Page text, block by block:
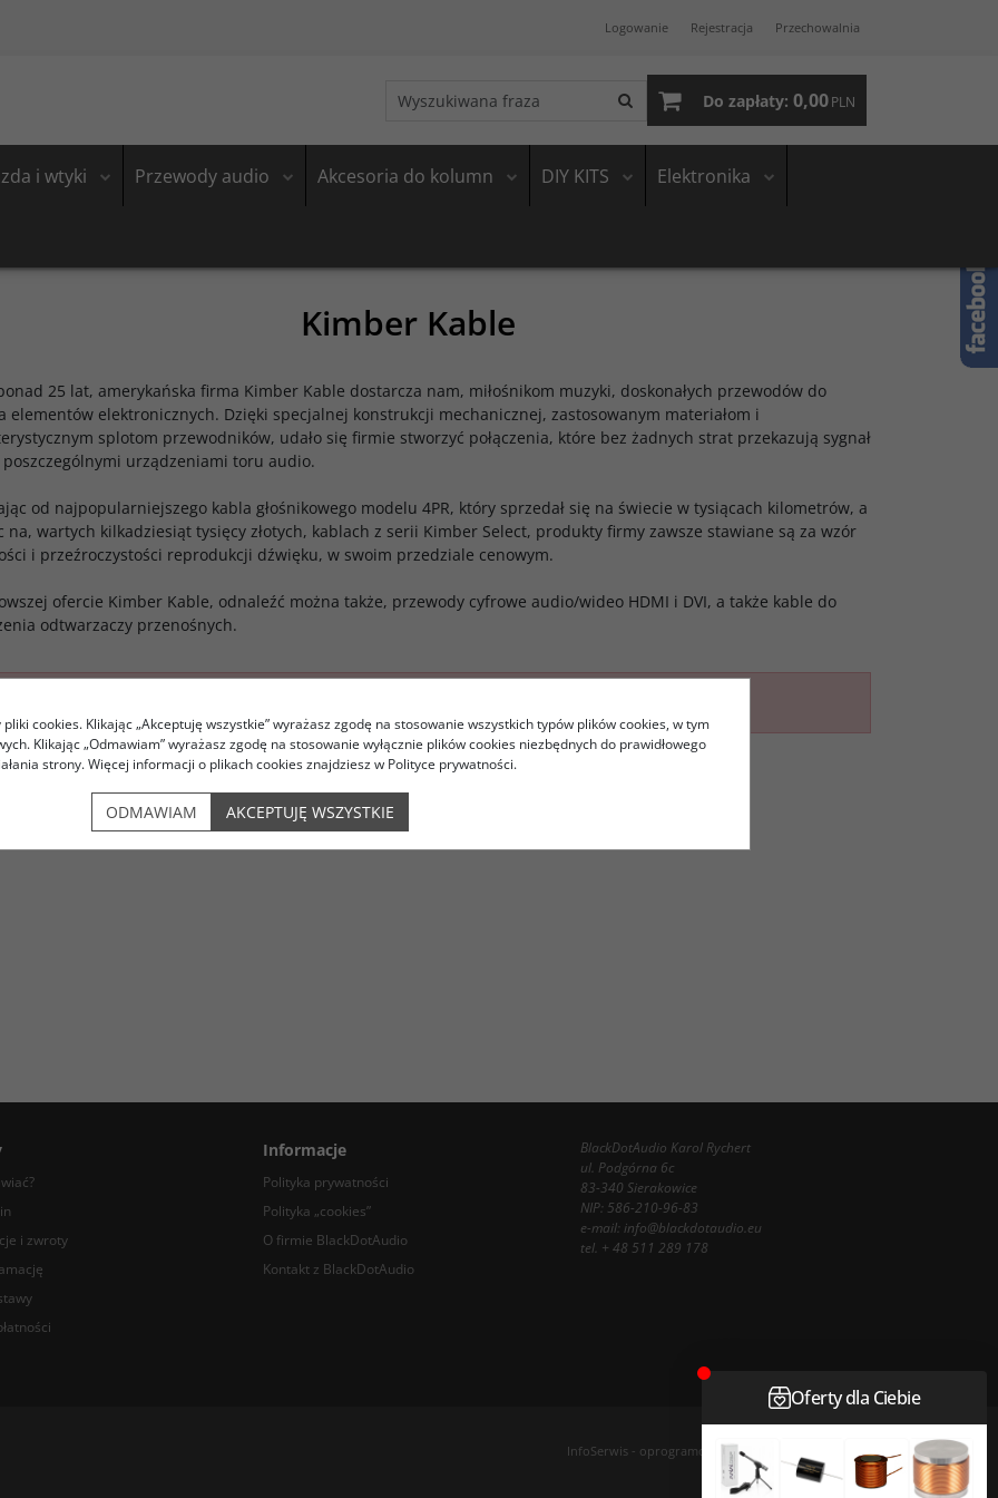
Logowanie Rejestracja Przechowalnia
Do zapłaty: 0,00PLN
i wtyki Przewody audio Akcesoria do kolumn DIY KITS Elektronika
Kimber Kable
25 lat, amerykańska firma Kimber Kable dostarcza nam, miłośnikom muzyki, doskonałych przewodów do
elementów elektronicznych. Dzięki specjalnej konstrukcji mechanicznej, zastosowanym materiałom i
splotom przewodników, udało się firmie stworzyć połączenia, które bez żadnych strat przekazują sygnał
poszczególnymi urządzeniami toru audio.
od najpopularniejszego kabla głośnikowego modelu 4PR, który sprzedał się na świecie w tysiącach kilometrów, a
na, wartych kilkadziesiąt tysięcy złotych, kablach z serii Kimber Select, produkty firmy zawsze stawiane są za wzór
i przeźroczystości reprodukcji dźwięku, w swoim przedziale cenowym.
ofercie Kimber Kable, odnaleźć można także, przewody cyfrowe audio/wideo HDMI i DVI, a także kable do
odtwarzaczy przenośnych.
i zwroty
Informacje
Polityka prywatności
Polityka „cookies”
O firmie BlackDotAudio
Kontakt z BlackDotAudio
BlackDotAudio Karol Rychert
ul. Podgórna 6c
83-340 Sierakowice
NIP: 586-210-96-83
e-mail:info@blackdotaudio.eu
tel. + 48 511 289 178
InfoSerwis - oprogramowanie sklepu internetowego
cookies. Klikając „Akceptuję wszystkie” wyrażasz zgodę na stosowanie wszystkich typów plików cookies, w tym
Klikając „Odmawiam” wyrażasz zgodę na stosowanie wyłącznie plików cookies niezbędnych do prawidłowego
strony. Więcej informacji o plikach cookies znajdziesz w Polityce prywatności.
ODMAWIAM AKCEPTUJĘ WSZYSTKIE